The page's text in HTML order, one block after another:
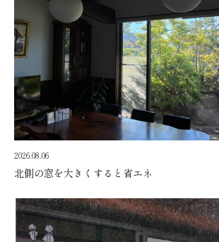
2026.08.06
北側の窓を大きくすると省エネ